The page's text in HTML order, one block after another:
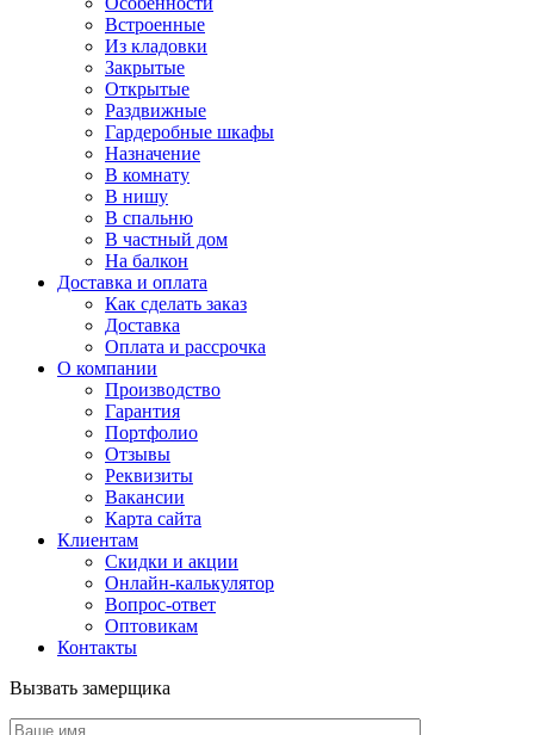
Встроенные
Из кладовки
Закрытые
Открытые
Раздвижные
Гардеробные шкафы
Назначение
В комнату
В нишу
В спальню
В частный дом
На балкон
Доставка и оплата
Как сделать заказ
Доставка
Оплата и рассрочка
О компании
Производство
Гарантия
Портфолио
Отзывы
Реквизиты
Вакансии
Карта сайта
Клиентам
Скидки и акции
Онлайн-калькулятор
Вопрос-ответ
Оптовикам
Контакты
Вызвать замерщика